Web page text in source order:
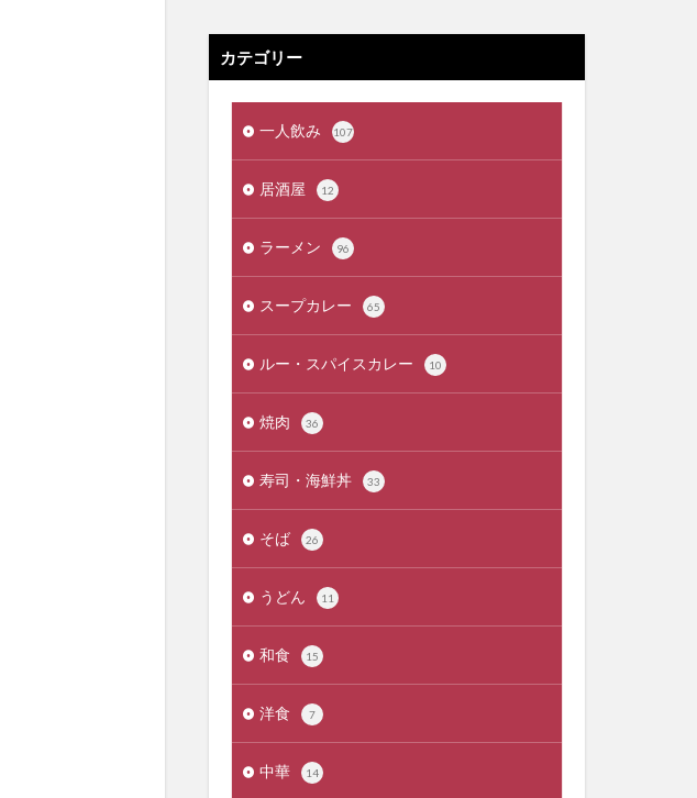
カテゴリー
一人飲み 107
居酒屋 12
ラーメン 96
スープカレー 65
ルー・スパイスカレー 10
焼肉 36
寿司・海鮮丼 33
そば 26
うどん 11
和食 15
洋食 7
中華 14